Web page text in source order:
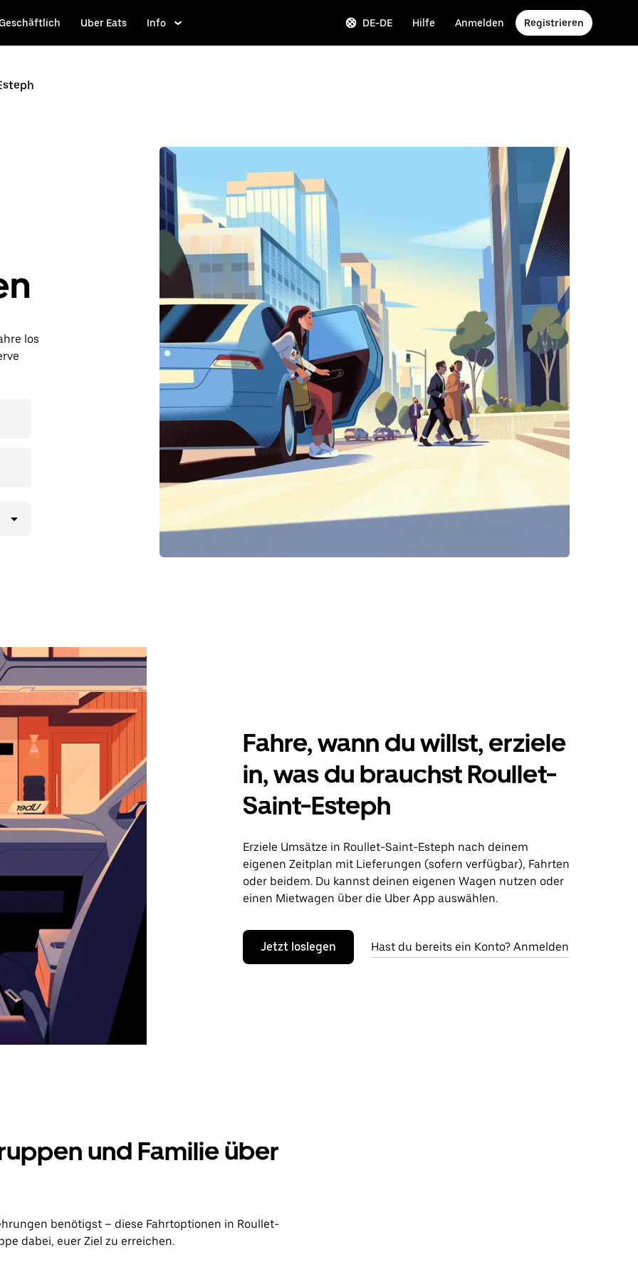
Uber Eats Info DE-DE Hilfe Anmelden Registrieren
los
Fahre, wann du willst, erziele
in, was du brauchst Roullet-
Saint-Esteph
Erziele Umsätze in Roullet-Saint-Esteph nach deinem
eigenen Zeitplan mit Lieferungen (sofern verfügbar), Fahrten
oder beidem. Du kannst deinen eigenen Wagen nutzen oder
einen Mietwagen über die Uber App auswählen.
Jetzt loslegen Hast du bereits ein Konto? Anmelden
und Familie über
benötigst – diese Fahrtoptionen in Roullet-
dabei, euer Ziel zu erreichen.